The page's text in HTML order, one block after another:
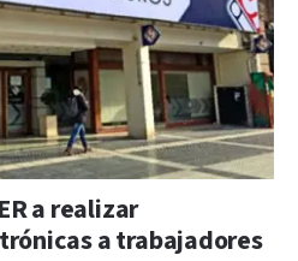
a realizar
a trabajadores